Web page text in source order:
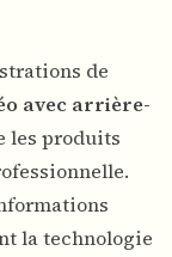
de
avec arrière-
les produits
la technologie